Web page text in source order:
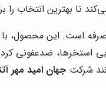
تا بهترین انتخاب را
است. این محصول،
استخرها،
شرکت جهان امید مهر